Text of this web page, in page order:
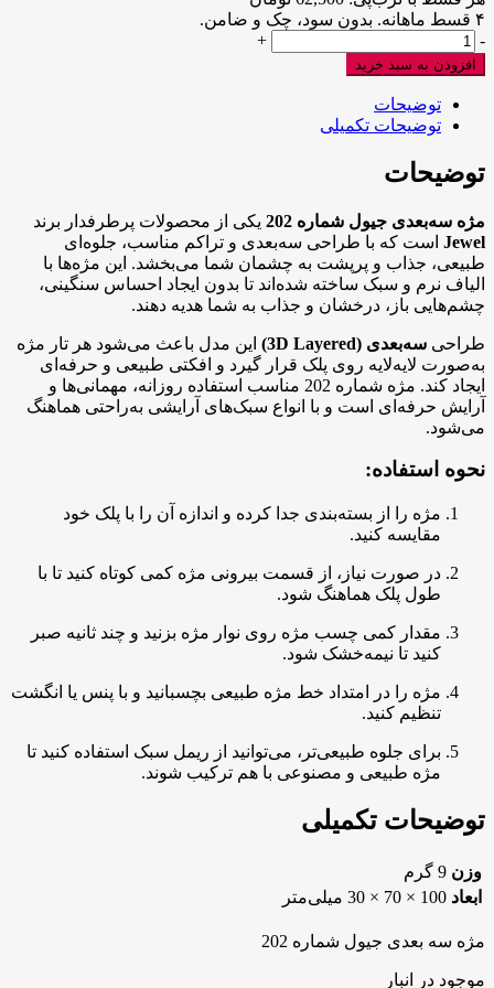
۴ قسط ماهانه. بدون سود، چک و ضامن.
مژه
سه
بعدی
جیول
شماره
عدد
-
+
افزودن به سبد خرید
توضیحات
توضیحات تکمیلی
توضیحات
مژه سه‌بعدی جیول شماره 202
یکی از محصولات پرطرفدار برند
Jewel است که با طراحی سه‌بعدی و تراکم مناسب، جلوه‌ای
طبیعی، جذاب و پرپشت به چشمان شما می‌بخشد. این مژه‌ها با
الیاف نرم و سبک ساخته شده‌اند تا بدون ایجاد احساس سنگینی،
چشم‌هایی باز، درخشان و جذاب به شما هدیه دهند.
طراحی سه‌بعدی (3D Layered)
این مدل باعث می‌شود هر تار مژه
به‌صورت لایه‌لایه روی پلک قرار گیرد و افکتی طبیعی و حرفه‌ای
ایجاد کند. مژه شماره 202 مناسب استفاده روزانه، مهمانی‌ها و
آرایش حرفه‌ای است و با انواع سبک‌های آرایشی به‌راحتی هماهنگ
می‌شود.
نحوه استفاده:
مژه را از بسته‌بندی جدا کرده و اندازه آن را با پلک خود
مقایسه کنید.
در صورت نیاز، از قسمت بیرونی مژه کمی کوتاه کنید تا با
طول پلک هماهنگ شود.
مقدار کمی چسب مژه روی نوار مژه بزنید و چند ثانیه صبر
کنید تا نیمه‌خشک شود.
مژه را در امتداد خط مژه طبیعی بچسبانید و با پنس یا انگشت
تنظیم کنید.
برای جلوه طبیعی‌تر، می‌توانید از ریمل سبک استفاده کنید تا
مژه طبیعی و مصنوعی با هم ترکیب شوند.
توضیحات تکمیلی
وزن 9 گرم
ابعاد 100 × 70 × 30 میلی‌متر
مژه سه بعدی جیول شماره 202
موجود در انبار